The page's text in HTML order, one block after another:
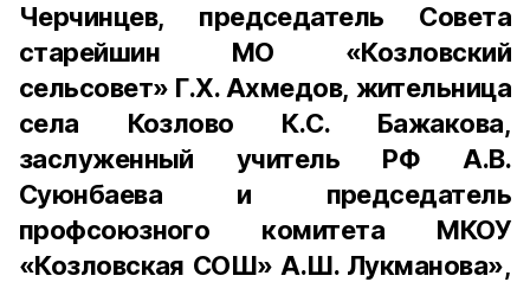
Черчинцев, председатель Совета
старейшин МО «Козловский
сельсовет» Г.Х. Ахмедов, жительница
села Козлово К.С. Бажакова,
заслуженный учитель РФ А.В.
Суюнбаева и председатель
профсоюзного комитета МКОУ
«Козловская СОШ» А.Ш. Лукманова»,